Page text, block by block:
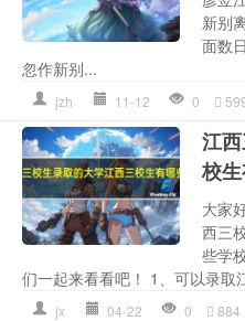
新别
面数
忽作新别...
jzh 11-12 0
江
校
大家
西三
些学
们一起来看看吧！ 1、可以录取
jx 04-22 0 884